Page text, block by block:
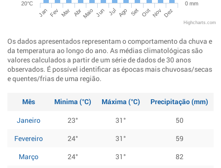
Jan Fev Mar AbrMaio Jun Jul Ago Set OutNov Dez
20°C 0 mm
Highcharts.com
Os dados apresentados representam o comportamento da chuva e
da temperatura ao longo do ano. As médias climatológicas são
valores calculados a partir de um série de dados de 30 anos
observados. É possível identificar as épocas mais chuvosas/secas
e quentes/frias de uma região.
Mês Minima (°C) Máxima (°C)
Precipitação (mm)
Janeiro
23° 31°
50
Fevereiro
24° 31°
59
Março
24° 31°
82